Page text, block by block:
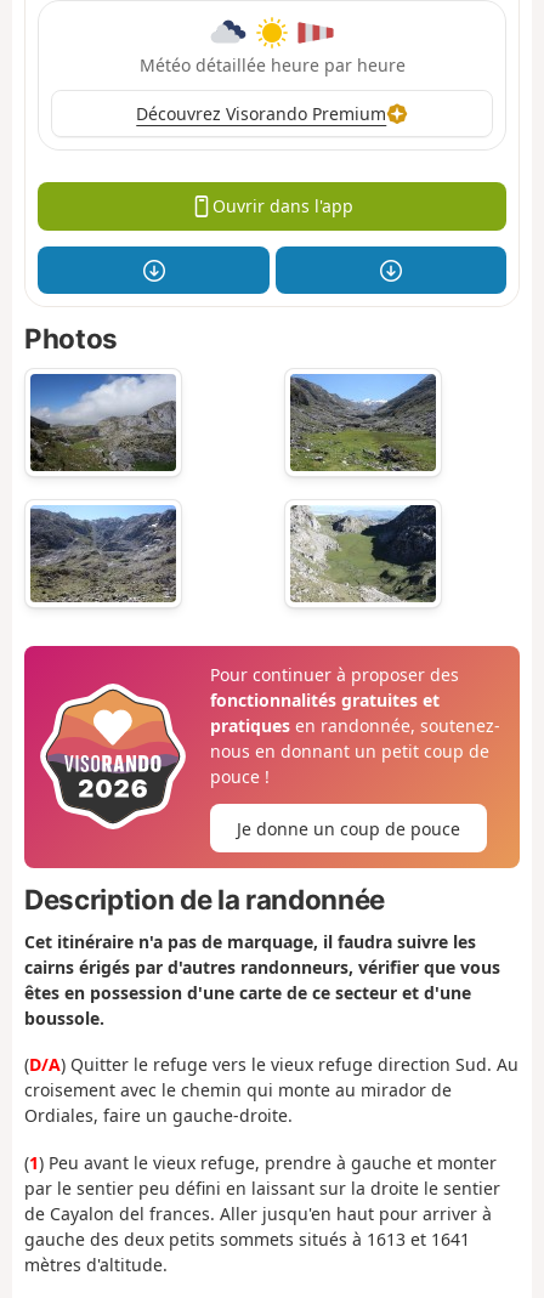
Météo détaillée heure par heure
Découvrez Visorando Premium
Ouvrir dans l'app
Photos
Pour continuer à proposer des
fonctionnalités gratuites et
pratiquesen randonnée, soutenez-
nous en donnant un petit coup de
pouce !
Je donne un coup de pouce
Description de la randonnée
Cet itinéraire n'a pas de marquage, il faudra suivre les
cairns érigés par d'autres randonneurs, vérifier que vous
êtes en possession d'une carte de ce secteur et d'une
boussole.
(D/A) Quitter le refuge vers le vieux refuge direction Sud. Au
croisement avec le chemin qui monte au mirador de
Ordiales, faire un gauche-droite.
(1) Peu avant le vieux refuge, prendre à gauche et monter
par le sentier peu défini en laissant sur la droite le sentier
de Cayalon del frances. Aller jusqu'en haut pour arriver à
gauche des deux petits sommets situés à 1613 et 1641
mètres d'altitude.